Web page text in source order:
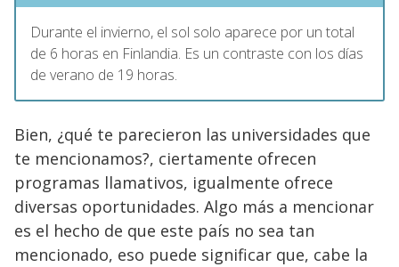
Durante el invierno, el sol solo aparece por un total
de 6 horas en Finlandia. Es un contraste con los días
de verano de 19 horas.
Bien, ¿qué te parecieron las universidades que
te mencionamos?, ciertamente ofrecen
programas llamativos, igualmente ofrece
diversas oportunidades. Algo más a mencionar
es el hecho de que este país no sea tan
mencionado, eso puede significar que, cabe la